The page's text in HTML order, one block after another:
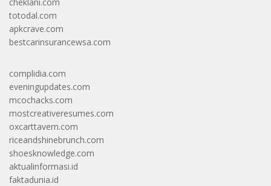
totodal.com
apkcrave.com
bestcarinsurancewsa.com
complidia.com
eveningupdates.com
mcochacks.com
mostcreativeresumes.com
oxcarttavern.com
riceandshinebrunch.com
shoesknowledge.com
aktualinformasi.id
faktadunia.id